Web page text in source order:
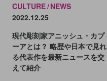
CULTURE NEWS
2022.12.25
現代彫刻家アニッシュ・カプ
ーアとは？ 略歴や日本で見れ
る代表作を最新ニュースを交
えて紹介